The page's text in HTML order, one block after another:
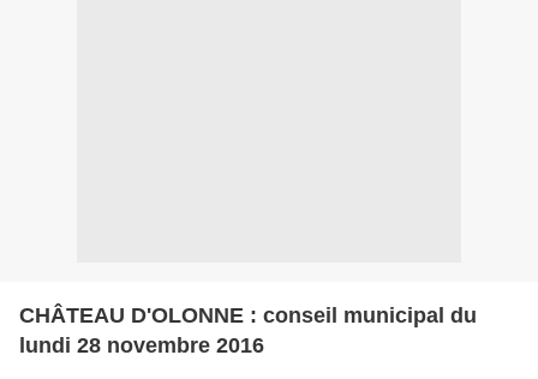
CHÂTEAU D'OLONNE : conseil municipal du
lundi 28 novembre 2016